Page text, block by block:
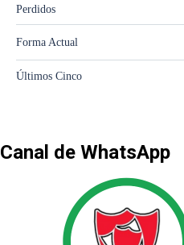
Canal de WhatsApp